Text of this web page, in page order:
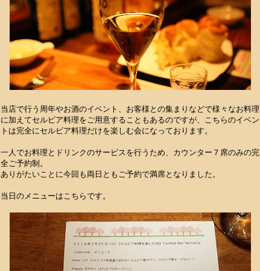
当店で行う周年やお酒のイベント、お客様との集まりなどで様々なお料理
に加えてセルビア料理をご用意することもあるのですが、こちらのイベン
トは完全にセルビア料理だけを楽しむ会になっております。
一人でお料理とドリンクのサービスを行うため、カウンター７席のみの完
全ご予約制。
ありがたいことに今回も両日ともご予約で満席となりました。
当日のメニューはこちらです。